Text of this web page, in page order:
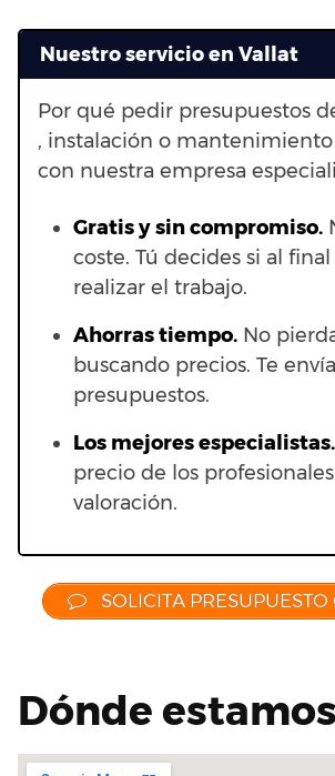
Nuestro servicio en Vallat
Por qué pedir presupuestos
, instalación o
con nuestra empresa
Gratis y sin compromiso.
coste. Tú decides si al
realizar el trabajo.
Ahorras tiempo. No
buscando precios. Te
presupuestos.
Los mejores especialistas.
precio de los
valoración.
SOLICITA PRESUPUESTO
Dónde estamos